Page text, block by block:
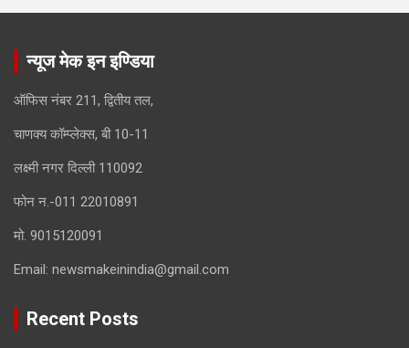
न्यूज मेक इन इण्डिया
ऑफिस नंबर 211, द्वितीय तल,
चाणक्य कॉम्प्लेक्स, बी 10-11
लक्ष्मी नगर दिल्ली 110092
फोन न.-011 22010891
मो. 9015120091
Email: newsmakeinindia@gmail.com
Recent Posts